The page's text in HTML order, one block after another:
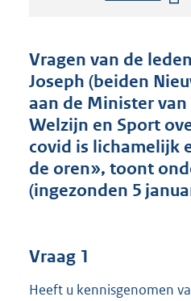
Vragen van de
Joseph (beiden
aan de Minister
Welzijn en Sport
covid is lichamelijk
de oren», toont
(ingezonden 5
Vraag 1
Heeft u kennisgenomen